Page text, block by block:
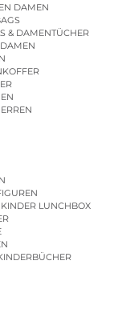
DAMEN
& DAMENTÜCHER
LUNCHBOX